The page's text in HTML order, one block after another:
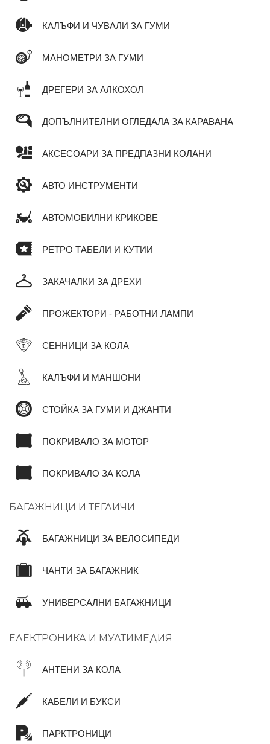
КАЛЪФИ И ЧУВАЛИ ЗА ГУМИ
МАНОМЕТРИ ЗА ГУМИ
ДРЕГЕРИ ЗА АЛКОХОЛ
ДОПЪЛНИТЕЛНИ ОГЛЕДАЛА ЗА КАРАВАНА
АКСЕСОАРИ ЗА ПРЕДПАЗНИ КОЛАНИ
АВТО ИНСТРУМЕНТИ
АВТОМОБИЛНИ КРИКОВЕ
РЕТРО ТАБЕЛИ И КУТИИ
ЗАКАЧАЛКИ ЗА ДРЕХИ
ПРОЖЕКТОРИ - РАБОТНИ ЛАМПИ
СЕННИЦИ ЗА КОЛА
КАЛЪФИ И МАНШОНИ
СТОЙКА ЗА ГУМИ И ДЖАНТИ
ПОКРИВАЛО ЗА МОТОР
ПОКРИВАЛО ЗА КОЛА
БАГАЖНИЦИ И ТЕГЛИЧИ
БАГАЖНИЦИ ЗА ВЕЛОСИПЕДИ
ЧАНТИ ЗА БАГАЖНИК
УНИВЕРСАЛНИ БАГАЖНИЦИ
ЕЛЕКТРОНИКА И МУЛТИМЕДИЯ
АНТЕНИ ЗА КОЛА
КАБЕЛИ И БУКСИ
ПАРКТРОНИЦИ